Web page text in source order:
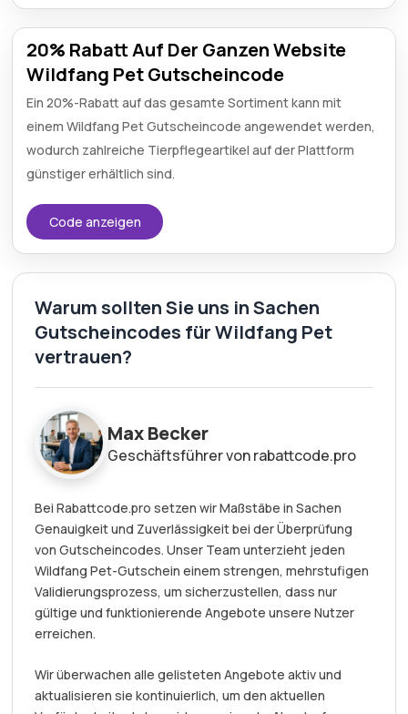
20% Rabatt Auf Der Ganzen Website
Wildfang Pet Gutscheincode
Ein 20%-Rabatt auf das gesamte Sortiment kann mit
einem Wildfang Pet Gutscheincode angewendet werden,
wodurch zahlreiche Tierpflegeartikel auf der Plattform
günstiger erhältlich sind.
Code anzeigen
Warum sollten Sie uns in Sachen
Gutscheincodes für Wildfang Pet
vertrauen?
Max Becker
Geschäftsführer von rabattcode.pro
Bei Rabattcode.pro setzen wir Maßstäbe in Sachen
Genauigkeit und Zuverlässigkeit bei der Überprüfung
von Gutscheincodes. Unser Team unterzieht jeden
Wildfang Pet-Gutschein einem strengen, mehrstufigen
Validierungsprozess, um sicherzustellen, dass nur
gültige und funktionierende Angebote unsere Nutzer
erreichen.
Wir überwachen alle gelisteten Angebote aktiv und
aktualisieren sie kontinuierlich, um den aktuellen